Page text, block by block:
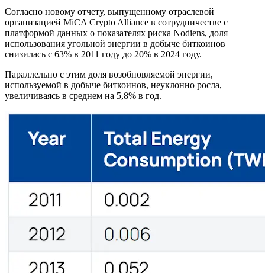
Согласно новому отчету, выпущенному отраслевой
организацией MiCA Crypto Alliance в сотрудничестве с
платформой данных о показателях риска Nodiens, доля
использования угольной энергии в добыче биткоинов
снизилась с 63% в 2011 году до 20% в 2024 году.
Параллельно с этим доля возобновляемой энергии,
используемой в добыче биткоинов, неуклонно росла,
увеличиваясь в среднем на 5,8% в год.